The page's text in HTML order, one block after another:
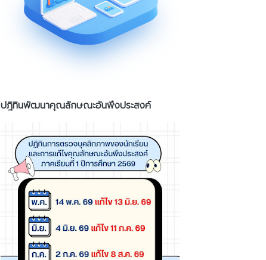
ปฎิทินพัฒนาคุณลักษณะอันพึงประสงค์